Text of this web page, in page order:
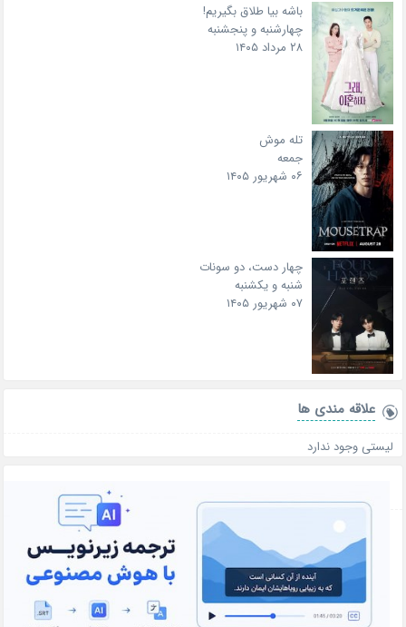
باشه بیا طلاق بگیریم!
چهارشنبه و پنجشنبه
۲۸ مرداد ۱۴۰۵
تله موش
جمعه
۰۶ شهریور ۱۴۰۵
چهار دست، دو سونات
شنبه و یکشنبه
۰۷ شهریور ۱۴۰۵
علاقه‌ مندی ها
لیستی وجود ندارد